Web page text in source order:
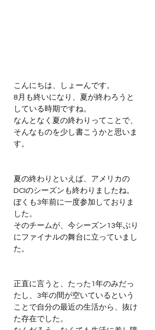
こんにちは、しょーんです。
8月も終いになり、夏が終わろうと
している時期ですね。
なんとなく夏の終わりってことで、
そんなものを少し書こうかと思いま
す。
夏の終わりといえば、アメリカの
DCIのシーズンも終わりましたね。
ぼくも3年前に一度参加しておりま
した。
そのチームが、今シーズン13年ぶり
にファイナルの舞台に立っていまし
た。
正直に言うと、たった1年のみだっ
たし、3年の間が空いているという
ことで自分の最近の生活から、抜け
た存在でした。